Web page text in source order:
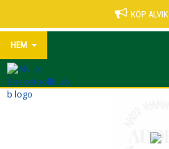
KÖP
HEM
START